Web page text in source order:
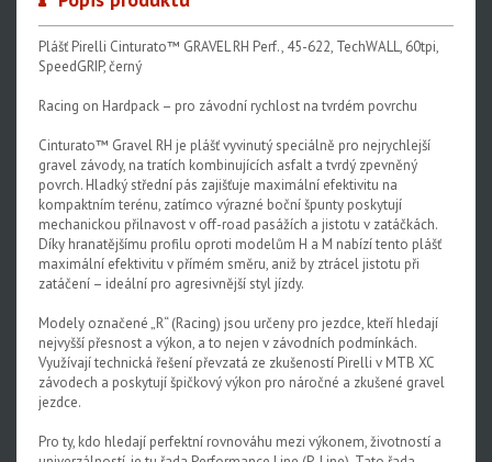
Plášť Pirelli Cinturato™ GRAVEL RH Perf., 45-622, TechWALL, 60tpi,
SpeedGRIP, černý
Racing on Hardpack – pro závodní rychlost na tvrdém povrchu
Cinturato™ Gravel RH je plášť vyvinutý speciálně pro nejrychlejší
gravel závody, na tratích kombinujících asfalt a tvrdý zpevněný
povrch. Hladký střední pás zajišťuje maximální efektivitu na
kompaktním terénu, zatímco výrazné boční špunty poskytují
mechanickou přilnavost v off-road pasážích a jistotu v zatáčkách.
Díky hranatějšímu profilu oproti modelům H a M nabízí tento plášť
maximální efektivitu v přímém směru, aniž by ztrácel jistotu při
zatáčení – ideální pro agresivnější styl jízdy.
Modely označené „R“ (Racing) jsou určeny pro jezdce, kteří hledají
nejvyšší přesnost a výkon, a to nejen v závodních podmínkách.
Využívají technická řešení převzatá ze zkušeností Pirelli v MTB XC
závodech a poskytují špičkový výkon pro náročné a zkušené gravel
jezdce.
Pro ty, kdo hledají perfektní rovnováhu mezi výkonem, životností a